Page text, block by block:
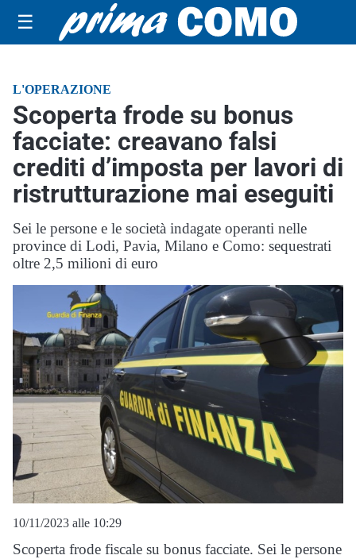
☰
L'OPERAZIONE
Scoperta frode su bonus
facciate: creavano falsi
crediti d’imposta per lavori di
ristrutturazione mai eseguiti
Sei le persone e le società indagate operanti nelle
province di Lodi, Pavia, Milano e Como: sequestrati
oltre 2,5 milioni di euro
10/11/2023 alle 10:29
Scoperta frode fiscale su bonus facciate. Sei le persone